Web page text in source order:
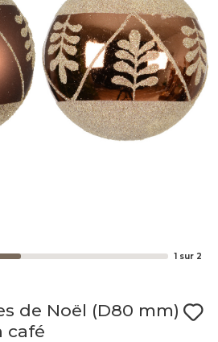
1 sur 2
de Noël (D80 mm)
café